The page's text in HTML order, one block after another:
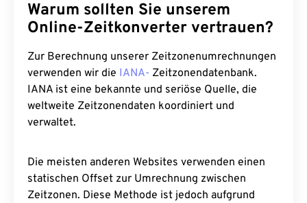
Warum sollten Sie unserem
Online-Zeitkonverter vertrauen?
Zur Berechnung unserer Zeitzonenumrechnungen
verwenden wir die IANA- Zeitzonendatenbank.
IANA ist eine bekannte und seriöse Quelle, die
weltweite Zeitzonendaten koordiniert und
verwaltet.
Die meisten anderen Websites verwenden einen
statischen Offset zur Umrechnung zwischen
Zeitzonen. Diese Methode ist jedoch aufgrund